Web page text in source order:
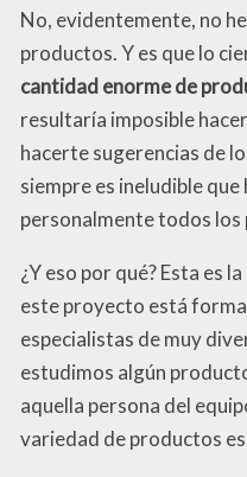
No, evidentemente, no
productos. Y es que lo
cantidad enorme de
resultaría imposible
hacerte sugerencias de
siempre es ineludible
personalmente todos
¿Y eso por qué? Esta es
este proyecto está
especialistas de muy
estudimos algún
aquella persona del
variedad de productos